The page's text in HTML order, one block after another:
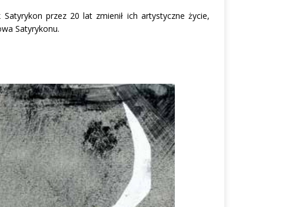
przez 20 lat zmienił ich artystyczne życie,
Satyrykonu.